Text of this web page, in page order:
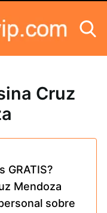
Cruz
GRATIS?
Mendoza
sobre